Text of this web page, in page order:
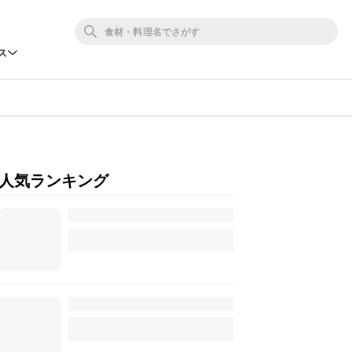
人気ランキング